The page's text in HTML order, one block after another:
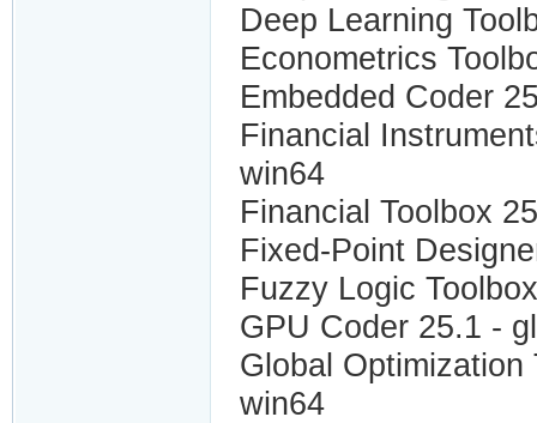
Deep Learning
Econometrics
Embedded Coder
Financial
win64
Financial Toolbox
Fixed-Point
Fuzzy Logic
GPU Coder 25.1 -
Global
win64